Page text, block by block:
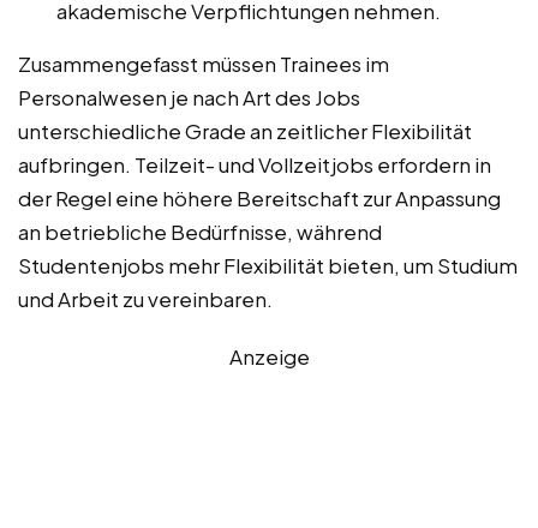
akademische Verpflichtungen nehmen.
Zusammengefasst müssen Trainees im
Personalwesen je nach Art des Jobs
unterschiedliche Grade an zeitlicher Flexibilität
aufbringen. Teilzeit- und Vollzeitjobs erfordern in
der Regel eine höhere Bereitschaft zur Anpassung
an betriebliche Bedürfnisse, während
Studentenjobs mehr Flexibilität bieten, um Studium
und Arbeit zu vereinbaren.
Anzeige